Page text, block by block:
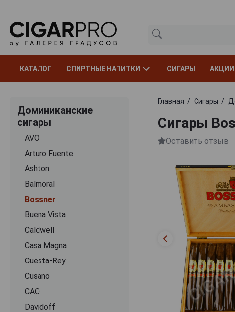
КАТАЛОГ СПИРТНЫЕ НАПИТКИ СИГАРЫ АКЦИИ
Доминиканские
сигары
AVO
Arturo Fuente
Ashton
Balmoral
Bossner
Buena Vista
Caldwell
Casa Magna
Cuesta-Rey
Cusano
CАО
Davidoff
Главная Сигары
Сигары
Оставить отзыв